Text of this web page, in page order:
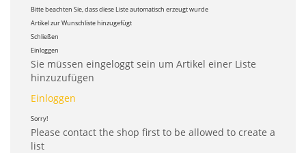
Bitte beachten Sie, dass diese Liste automatisch erzeugt wurde
Artikel zur Wunschliste hinzugefügt
Schließen
Einloggen
Sie müssen eingeloggt sein um Artikel einer Liste
hinzuzufügen
Einloggen
Sorry!
Please contact the shop first to be allowed to create a
list